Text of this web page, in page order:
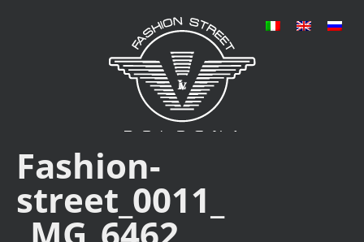
Fashion-
street_0011_